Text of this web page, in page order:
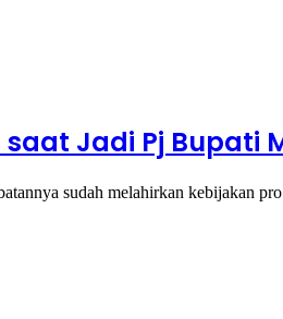
Jadi Pj Bupati
sudah melahirkan kebijakan